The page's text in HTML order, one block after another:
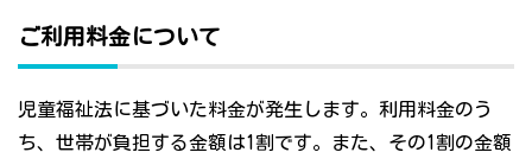
ご利用料金について
児童福祉法に基づいた料金が発生します。利用料金のう
ち、世帯が負担する金額は1割です。また、その1割の金額